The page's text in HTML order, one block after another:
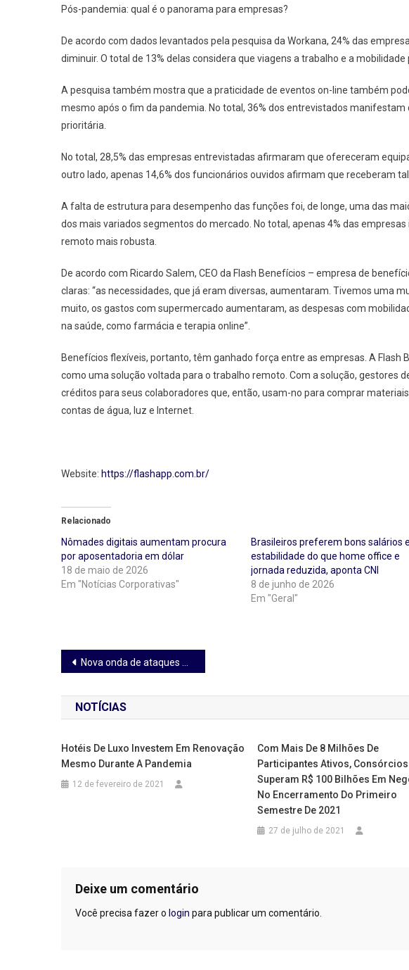
Pós-pandemia: qual é o panorama para empresas?
De acordo com dados levantados pela pesquisa da Workana, 24% das
diminuir. O total de 13% delas considera que viagens a trabalho e a
A pesquisa também mostra que a praticidade de eventos on-line também
mesmo após o fim da pandemia. No total, 36% dos entrevistados
prioritária.
No total, 28,5% das empresas entrevistadas afirmaram que ofereceram
outro lado, apenas 14,6% dos funcionários ouvidos afirmam que receberam
A falta de estrutura para desempenho das funções foi, de longe, uma das
dos mais variados segmentos do mercado. No total, apenas 4% das
remoto mais robusta.
De acordo com Ricardo Salem, CEO da Flash Benefícios – empresa de
claras: “as necessidades, que já eram diversas, aumentaram. Tivemos uma
muito, os gastos com supermercado aumentaram, as despesas com
na saúde, como farmácia e terapia online”.
Benefícios flexíveis, portanto, têm ganhado força entre as empresas. A Flash
como uma solução voltada para o trabalho remoto. Com a solução, gestores
créditos para seus colaboradores que, então, usam-no para comprar
contas de água, luz e Internet.
Website: https://flashapp.com.br/
Relacionado
Nômades digitais aumentam procura
por aposentadoria em dólar
18 de maio de 2026
Em "Notícias Corporativas"
Brasileiros preferem bons salários e
estabilidade do que home office e
jornada reduzida, aponta CNI
8 de junho de 2026
Em "Geral"
Navegação
de
Post
Nova onda de ataques DDoS colocam em risco segurança digital das empresas
NOTÍCIAS
Hotéis De Luxo Investem Em Renovação
Mesmo Durante A Pandemia
12 de fevereiro de 2021
Com Mais De 8 Milhões De
Participantes Ativos, Consórcios
Superam R$ 100 Bilhões Em
No Encerramento Do Primeiro
Semestre De 2021
27 de julho de 2021
Deixe um comentário
Você precisa fazer o login para publicar um comentário.